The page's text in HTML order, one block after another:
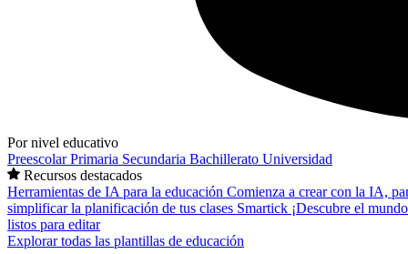
Por nivel educativo
PreescolarPrimaria Secundaria Bachillerato Universidad
Recursos destacados
Herramientas de IA para la educación Comienza a crear con la IA,
simplificar la planificación de tus clases Smartick ¡Descubre el
listos para editar
Explorar todas las plantillas de educación